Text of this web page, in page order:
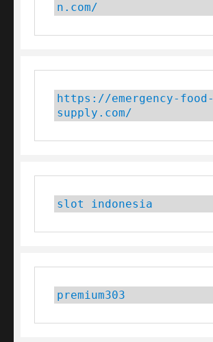
n.com/
https://emergency-food-
supply.com/
slot indonesia
premium303